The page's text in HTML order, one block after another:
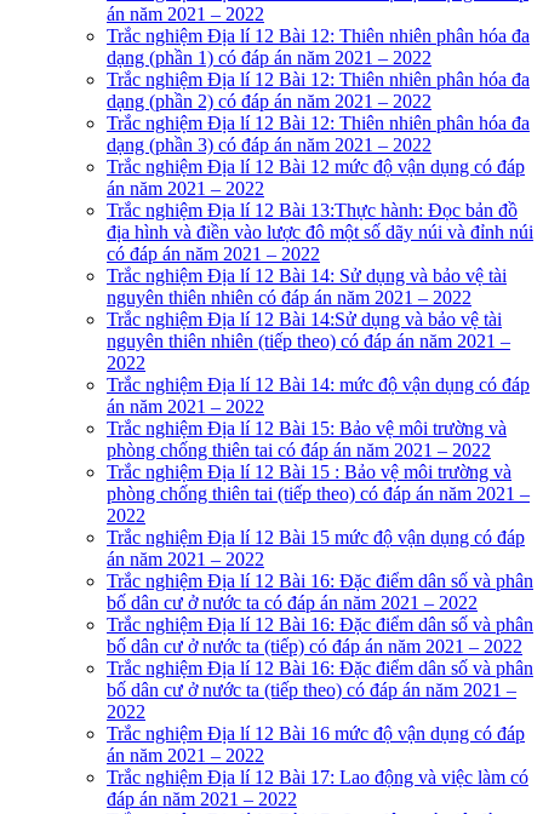
án năm 2021 – 2022
Trắc nghiệm Địa lí 12 Bài 12: Thiên nhiên phân hóa đa
dạng (phần 1) có đáp án năm 2021 – 2022
Trắc nghiệm Địa lí 12 Bài 12: Thiên nhiên phân hóa đa
dạng (phần 2) có đáp án năm 2021 – 2022
Trắc nghiệm Địa lí 12 Bài 12: Thiên nhiên phân hóa đa
dạng (phần 3) có đáp án năm 2021 – 2022
Trắc nghiệm Địa lí 12 Bài 12 mức độ vận dụng có đáp
án năm 2021 – 2022
Trắc nghiệm Địa lí 12 Bài 13:Thực hành: Đọc bản đồ
địa hình và điền vào lược đô một số dãy núi và đỉnh núi
có đáp án năm 2021 – 2022
Trắc nghiệm Địa lí 12 Bài 14: Sử dụng và bảo vệ tài
nguyên thiên nhiên có đáp án năm 2021 – 2022
Trắc nghiệm Địa lí 12 Bài 14:Sử dụng và bảo vệ tài
nguyên thiên nhiên (tiếp theo) có đáp án năm 2021 –
2022
Trắc nghiệm Địa lí 12 Bài 14: mức độ vận dụng có đáp
án năm 2021 – 2022
Trắc nghiệm Địa lí 12 Bài 15: Bảo vệ môi trường và
phòng chống thiên tai có đáp án năm 2021 – 2022
Trắc nghiệm Địa lí 12 Bài 15 : Bảo vệ môi trường và
phòng chống thiên tai (tiếp theo) có đáp án năm 2021 –
2022
Trắc nghiệm Địa lí 12 Bài 15 mức độ vận dụng có đáp
án năm 2021 – 2022
Trắc nghiệm Địa lí 12 Bài 16: Đặc điểm dân số và phân
bố dân cư ở nước ta có đáp án năm 2021 – 2022
Trắc nghiệm Địa lí 12 Bài 16: Đặc điểm dân số và phân
bố dân cư ở nước ta (tiếp) có đáp án năm 2021 – 2022
Trắc nghiệm Địa lí 12 Bài 16: Đặc điểm dân số và phân
bố dân cư ở nước ta (tiếp theo) có đáp án năm 2021 –
2022
Trắc nghiệm Địa lí 12 Bài 16 mức độ vận dụng có đáp
án năm 2021 – 2022
Trắc nghiệm Địa lí 12 Bài 17: Lao động và việc làm có
đáp án năm 2021 – 2022